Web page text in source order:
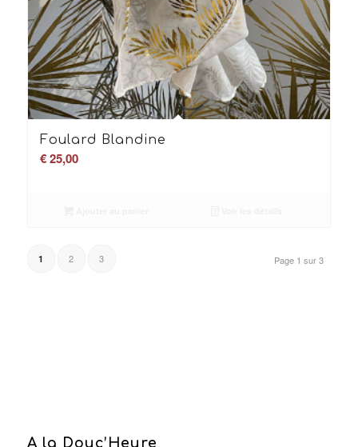
Foulard Blandine
€25,00
Page 1 sur 3
1 2 3
A la Douc’Heure